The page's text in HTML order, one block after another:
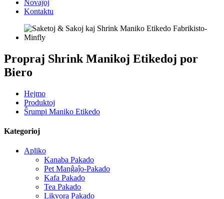
Novaĵoj
Kontaktu
Propraj Shrink Manikoj Etikedoj por
Biero
Hejmo
Produktoj
Ŝrumpi Maniko Etikedo
Kategorioj
Apliko
Kanaba Pakado
Pet Manĝaĵo-Pakado
Kafa Pakado
Tea Pakado
Likvora Pakado